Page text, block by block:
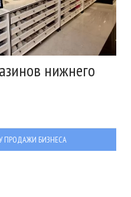
нижнего
ПРОДАЖИ БИЗНЕСА